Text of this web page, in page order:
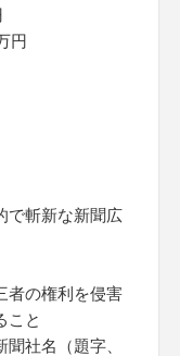
円
で斬新な新聞広
者の権利を侵害
こと
社名（題字、